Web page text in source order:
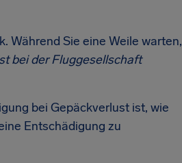
Während Sie eine Weile warten,
bei der Fluggesellschaft
bei Gepäckverlust ist, wie
Entschädigung zu